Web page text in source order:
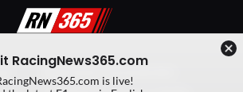
Algemene voorwaarden
RacingNews365.com
is live!